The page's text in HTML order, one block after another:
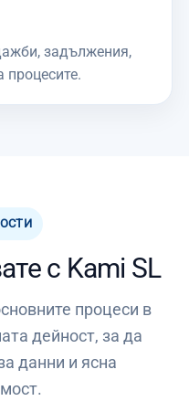
задължения,
процесите.
с Kami SL
процеси в
дейност, за да
данни и ясна